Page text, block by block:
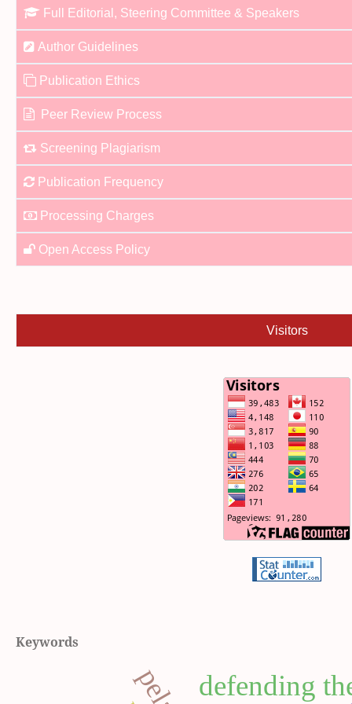
Full Editorial, Steering Committee & Speakers
Author Guidelines
Publication Ethics
Peer Review Process
Screening Plagiarism
Publication Frequency
Processing Charges
Open Access Policy
Visitors
Keywords
defending